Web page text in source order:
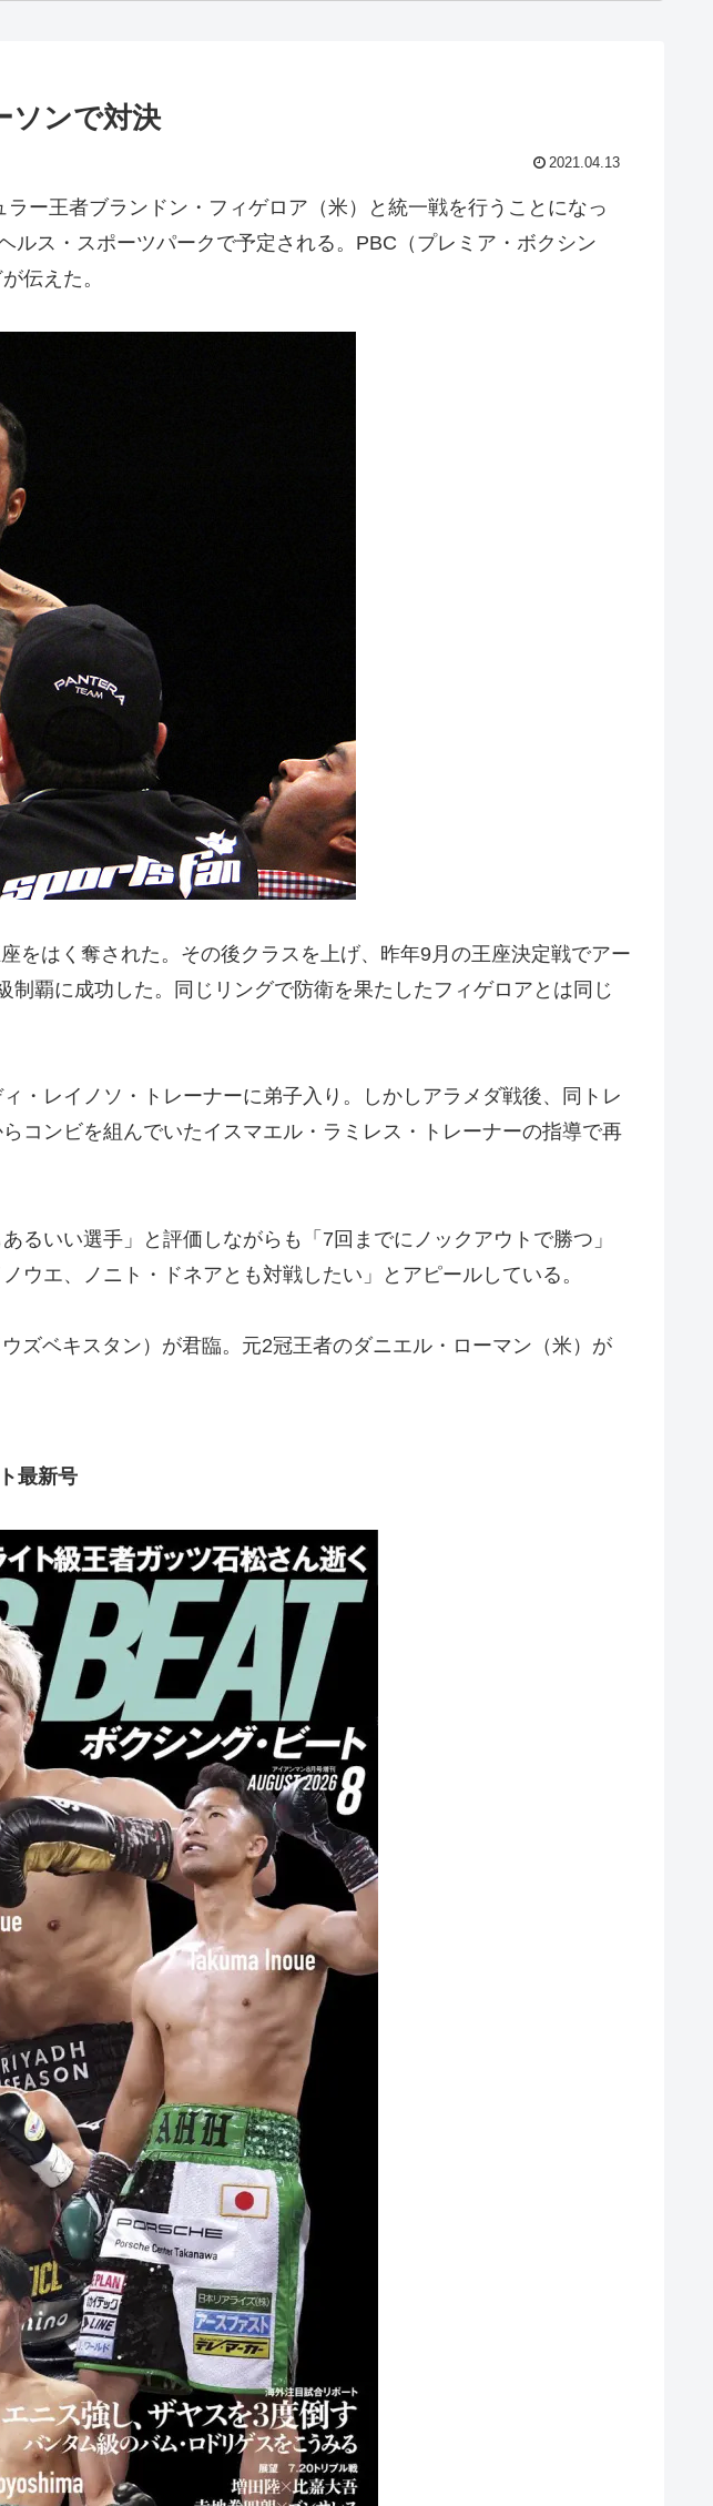
ソンで対決
2021.04.13
ー王者ブランドン・フィゲロア（米）と統一戦を行うことになっ
ス・スポーツパークで予定される。PBC（プレミア・ボクシン
伝えた。
はく奪された。その後クラスを上げ、昨年9月の王座決定戦でアー
覇に成功した。同じリングで防衛を果たしたフィゲロアとは同じ
レイノソ・トレーナーに弟子入り。しかしアラメダ戦後、同トレ
コンビを組んでいたイスマエル・ラミレス・トレーナーの指導で再
いい選手」と評価しながらも「7回までにノックアウトで勝つ」
ウエ、ノニト・ドネアとも対戦したい」とアピールしている。
ズベキスタン）が君臨。元2冠王者のダニエル・ローマン（米）が
最新号